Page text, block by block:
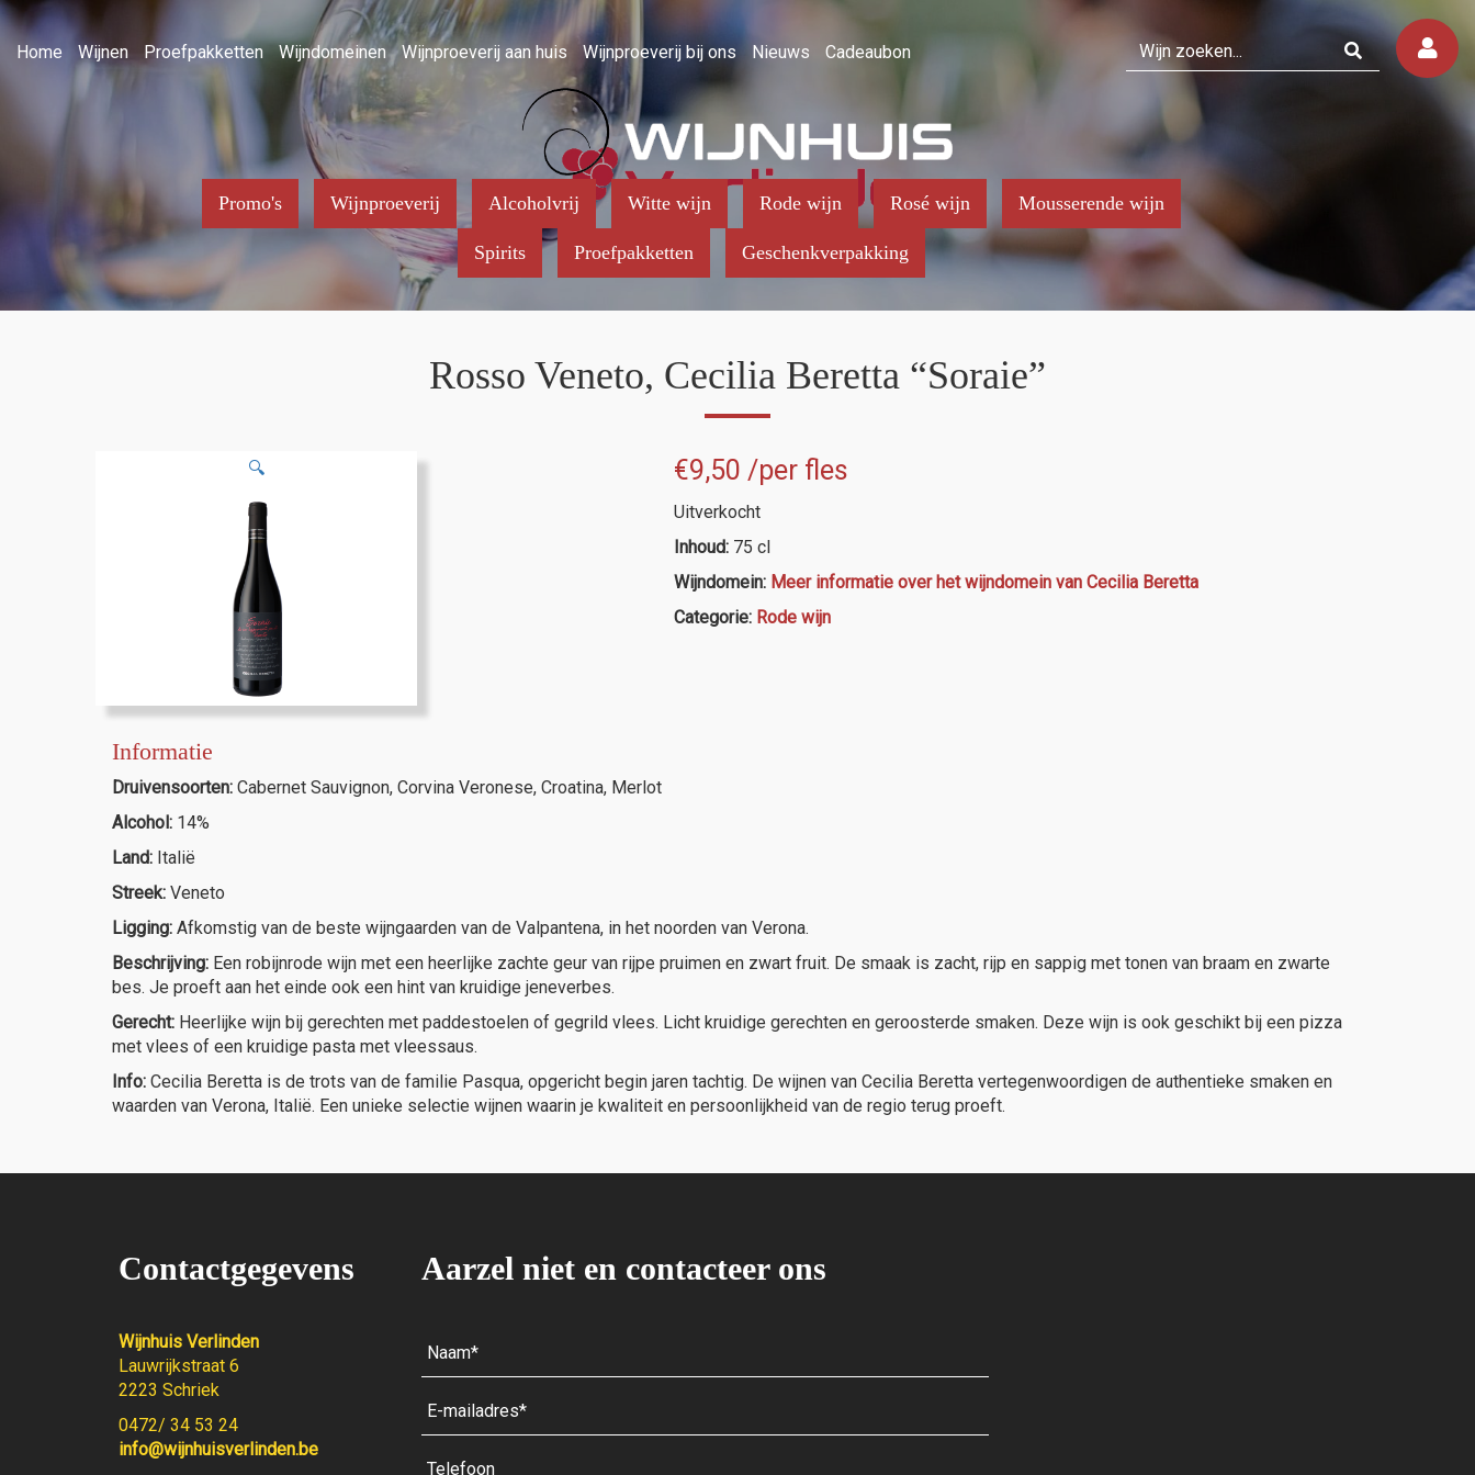
Home Wijnen Proefpakketten Wijndomeinen Wijnproeverij aan huis Wijnproeverij bij ons Nieuws Cadeaubon
Promo's Wijnproeverij Alcoholvrij Witte wijn Rode wijn Rosé wijn Mousserende wijn
Spirits Proefpakketten Geschenkverpakking
Rosso Veneto, Cecilia Beretta “Soraie”
🔍 €9,50 /per fles
Uitverkocht
Inhoud: 75 cl
Wijndomein: Meer informatie over het wijndomein van Cecilia Beretta
Categorie: Rode wijn
Informatie
Druivensoorten: Cabernet Sauvignon, Corvina Veronese, Croatina, Merlot
Alcohol: 14%
Land: Italië
Streek: Veneto
Ligging: Afkomstig van de beste wijngaarden van de Valpantena, in het noorden van Verona.
Beschrijving: Een robijnrode wijn met een heerlijke zachte geur van rijpe pruimen en zwart fruit. De smaak is zacht, rijp en sappig met tonen van braam en zwarte
bes. Je proeft aan het einde ook een hint van kruidige jeneverbes.
Gerecht: Heerlijke wijn bij gerechten met paddestoelen of gegrild vlees. Licht kruidige gerechten en geroosterde smaken. Deze wijn is ook geschikt bij een pizza
met vlees of een kruidige pasta met vleessaus.
Info: Cecilia Beretta is de trots van de familie Pasqua, opgericht begin jaren tachtig. De wijnen van Cecilia Beretta vertegenwoordigen de authentieke smaken en
waarden van Verona, Italië. Een unieke selectie wijnen waarin je kwaliteit en persoonlijkheid van de regio terug proeft.
Contactgegevens
Wijnhuis Verlinden
Lauwrijkstraat 6
2223 Schriek
0472/ 34 53 24
info@wijnhuisverlinden.be
Aarzel niet en contacteer ons